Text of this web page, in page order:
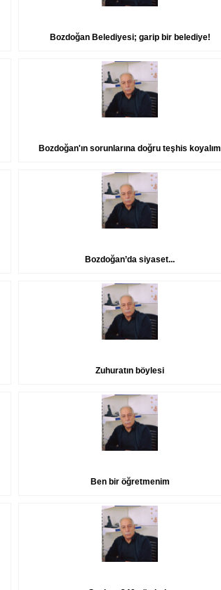
Bozdoğan Belediyesi; garip bir belediye!
Bozdoğan'ın sorunlarına doğru teşhis koyalım
Bozdoğan’da siyaset...
Zuhuratın böylesi
Ben bir öğretmenim